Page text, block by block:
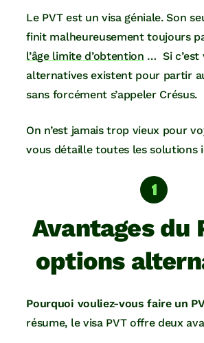
Le PVT est un visa géniale. Son
finit malheureusement toujours
l’âge limite d’obtention … Si c’est
alternatives existent pour partir
sans forcément s’appeler Crésus.
On n’est jamais trop vieux pour
vous détaille toutes les solutions
Avantages du
options
Pourquoi vouliez-vous faire un
résume, le visa PVT offre deux